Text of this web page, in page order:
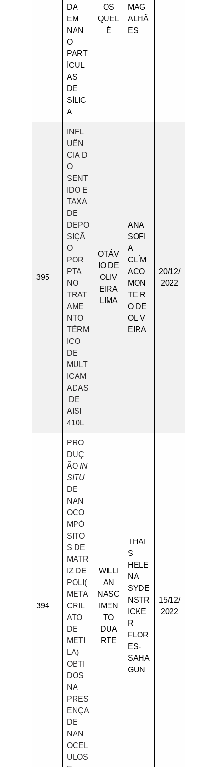
DA
EM
NAN
O
PART
ÍCUL
AS
DE
SÍLIC
A
OS
QUEL
É
MAG
ALHÃ
ES
395
INFL
UÊN
CIA D
O
SENT
IDO E
TAXA
DE
DEPO
SIÇÃ
O
POR
PTA
NO
TRAT
AME
NTO
TÉRM
ICO
DE
MULT
ICAM
ADAS
DE
AISI
410L
OTÁV
IO DE
OLIV
EIRA
LIMA
ANA
SOFI
A
CLÍM
ACO
MON
TEIR
O DE
OLIV
EIRA
20/12/
2022
394
PRO
DUÇ
ÃO IN
SITU
DE
NAN
OCO
MPÓ
SITO
S DE
MATR
IZ DE
POLI(
META
CRIL
ATO
DE
METI
LA)
OBTI
DOS
NA
PRES
ENÇA
DE
NAN
OCEL
ULOS
WILLI
AN
NASC
IMEN
TO
DUA
RTE
THAI
S
HELE
NA
SYDE
NSTR
ICKE
R
FLOR
ES-
SAHA
GUN
15/12/
2022